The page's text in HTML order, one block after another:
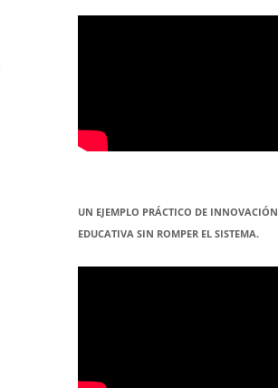
UN EJEMPLO PRÁCTICO DE INNOVACIÓN
EDUCATIVA SIN ROMPER EL SISTEMA.